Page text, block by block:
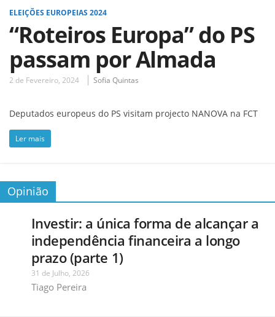
ELEIÇÕES EUROPEIAS 2024
“Roteiros Europa” do PS
passam por Almada
2 de Fevereiro, 2024 Sofia Quintas
Deputados europeus do PS visitam projecto NANOVA na FCT
Ler mais
Opinião
Investir: a única forma de alcançar a
independência financeira a longo
prazo (parte 1)
31 de Julho, 2026
Tiago Pereira